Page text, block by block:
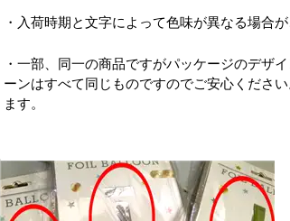
・入荷時期と文字によって色味が異なる場合が
・一部、同一の商品ですがパッケージのデザ
ーンはすべて同じものですのでご安心くださ
ます。